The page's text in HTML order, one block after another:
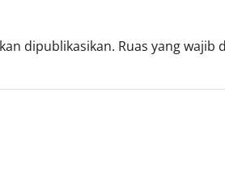
dipublikasikan. Ruas yang wajib